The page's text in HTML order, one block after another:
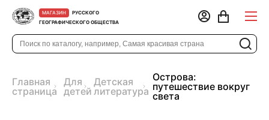
МАГАЗИН
РУССКОГО
ГЕОГРАФИЧЕСКОГО ОБЩЕСТВА
Главная
страница
Для
детей
Детская
литература
Острова:
путешествие вокруг
света